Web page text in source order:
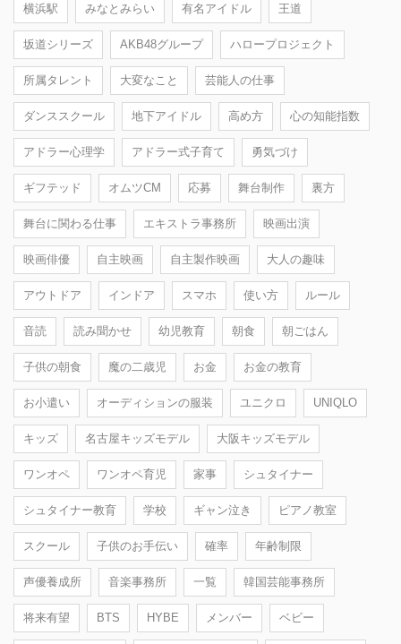
横浜駅 みなとみらい 有名アイドル 王道
坂道シリーズ AKB48グループ ハロープロジェクト
所属タレント 大変なこと 芸能人の仕事
ダンススクール 地下アイドル 高め方 心の知能指数
アドラー心理学 アドラー式子育て 勇気づけ
ギフテッド オムツCM 応募 舞台制作 裏方
舞台に関わる仕事 エキストラ事務所 映画出演
映画俳優 自主映画 自主製作映画 大人の趣味
アウトドア インドア スマホ 使い方 ルール
音読 読み聞かせ 幼児教育 朝食 朝ごはん
子供の朝食 魔の二歳児 お金 お金の教育
お小遣い オーディションの服装 ユニクロ UNIQLO
キッズ 名古屋キッズモデル 大阪キッズモデル
ワンオペ ワンオペ育児 家事 シュタイナー
シュタイナー教育 学校 ギャン泣き ピアノ教室
スクール 子供のお手伝い 確率 年齢制限
声優養成所 音楽事務所 一覧 韓国芸能事務所
将来有望 BTS HYBE メンバー ベビー